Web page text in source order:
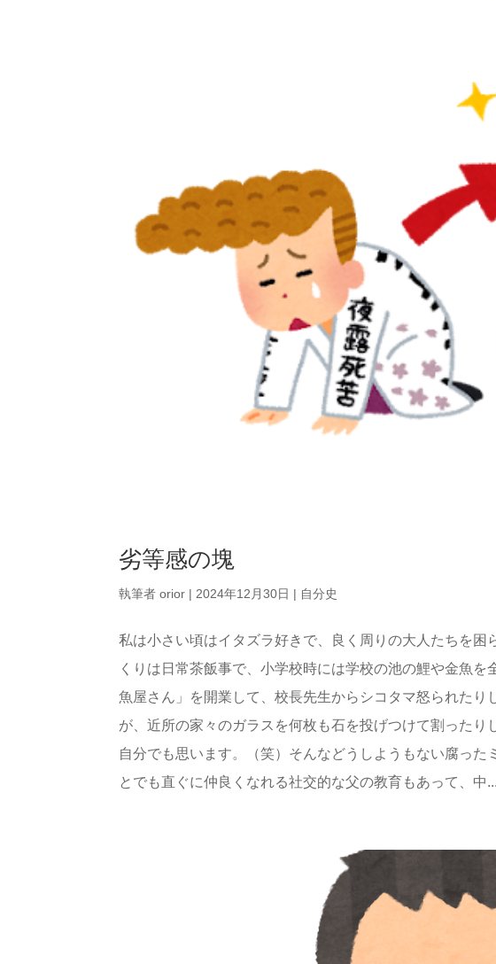
劣等感の塊
執筆者orior |2024年12月30日 | 自分史
私は小さい頃はイタズラ好きで、良く周りの大人たちを
くりは日常茶飯事で、小学校時には学校の池の鯉や金魚
魚屋さん」を開業して、校長先生からシコタマ怒られた
が、近所の家々のガラスを何枚も石を投げつけて割った
自分でも思います。（笑）そんなどうしようもない腐っ
とでも直ぐに仲良くなれる社交的な父の教育もあって、中...